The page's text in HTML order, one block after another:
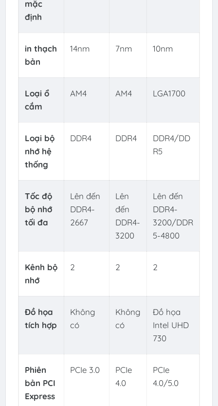
mặc
định
in thạch
bản
14nm 7nm 10nm
Loại ổ
cắm
AM4 AM4 LGA1700
Loại bộ
nhớ hệ
thống
DDR4 DDR4
DDR4/DD
R5
Tốc độ
bộ nhớ
tối đa
Lên đến
DDR4-
2667
Lên
đến
DDR4-
3200
Lên đến
DDR4-
3200/DDR
5-4800
Kênh bộ
nhớ
2 2 2
Đồ họa
tích hợp
Không
có
Không
có
Đồ họa
Intel UHD
730
Phiên
bản PCI
Express
PCIe 3.0
PCIe
4.0
PCIe
4.0/5.0